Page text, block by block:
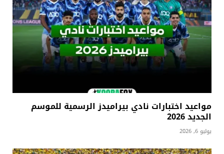
مواعيد اختبارات نادي بيراميدز الرسمية للموسم
الجديد 2026
يوليو 6, 2026